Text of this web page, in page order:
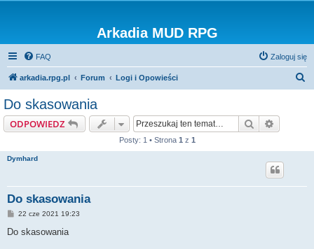
Arkadia MUD RPG
FAQ Zaloguj się
arkadia.rpg.pl Forum Logi i Opowieści
Do skasowania
ODPOWIEDZ Szukaj
Posty: 1 • Strona 1 z 1
Dymhard
Do skasowania
P
s
22 cze 2021 19:23
Do skasowania